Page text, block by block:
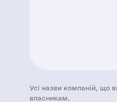
Усі назви компаній, що
власникам.